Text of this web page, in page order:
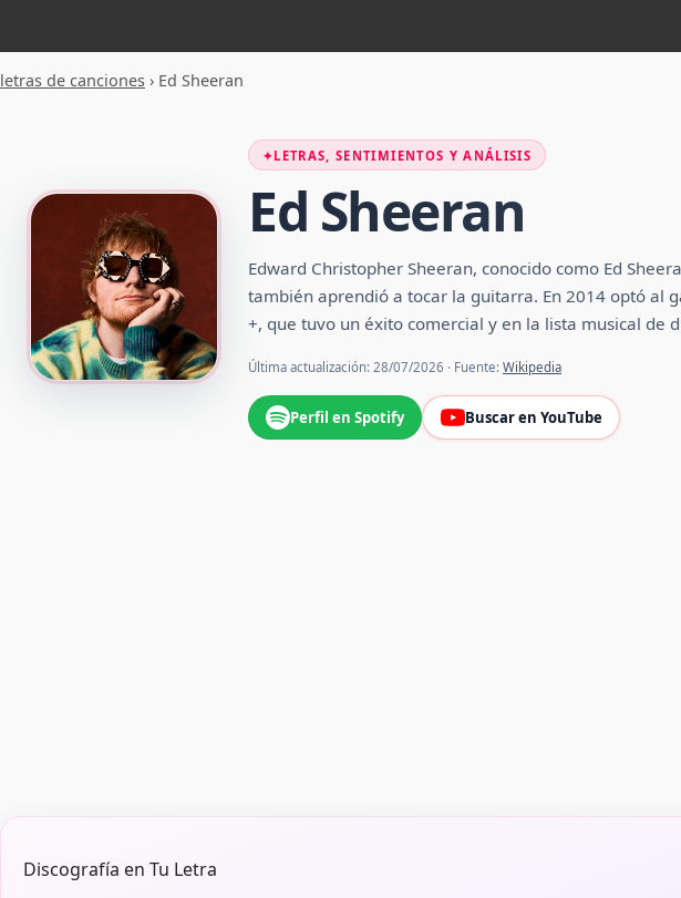
letras de canciones › Ed Sheeran
✦LETRAS, SENTIMIENTOS Y ANÁLISIS
Ed Sheeran
Edward Christopher Sheeran, conocido como Ed
también aprendió a tocar la guitarra. En 2014 optó al
+, que tuvo un éxito comercial y en la lista musical de
Última actualización: 28/07/2026 · Fuente: Wikipedia
Perfil en Spotify Buscar en YouTube
Discografía en Tu Letra